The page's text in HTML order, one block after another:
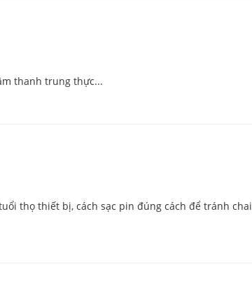
thanh trung thực...
thọ thiết bị, cách sạc pin đúng cách để tránh chai